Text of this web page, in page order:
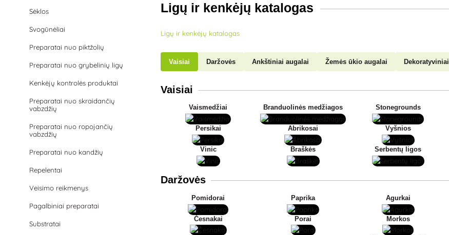
Sėklos
Svogūnėliai
Preparatai nuo piktžolių
Preparatai nuo grybelinių ligų
Kenkėjų kontrolės produktai
Preparatai nuo skraidančių
vabzdžių
Preparatai nuo ropojančių
vabzdžių
Preparatai nuo kandžių
Repelentai
Veisimo reikmenys
Pagalbiniai preparatai
Substratai
Ligų ir kenkėjų katalogas
Ligų ir kenkėjų katalogas
Vaisiai Daržovės Ankštiniai augalai Žemės ūkio augalai
Vaisiai
Vaismedžiai Branduolinės medžiagos Stonegrounds
Persikai Abrikosai Vyšnios
Vinic Braškės Serbentų ligos
Daržovės
Pomidorai Paprika Agurkai
Česnakai Porai Morkos